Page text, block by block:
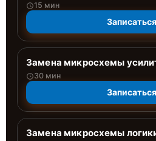
15 мин
Записаться
Замена микросхемы
30 мин
Записаться
Замена микросхемы